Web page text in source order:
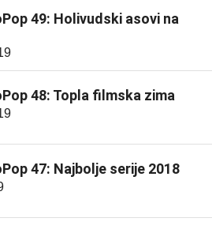
49: Holivudski asovi na
48: Topla filmska zima
47: Najbolje serije 2018